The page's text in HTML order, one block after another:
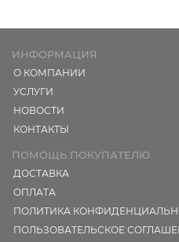
ИНФОРМАЦИЯ
О КОМПАНИИ
УСЛУГИ
НОВОСТИ
КОНТАКТЫ
ПОМОЩЬ ПОКУПАТЕЛЮ
ДОСТАВКА
ОПЛАТА
ПОЛИТИКА
ПОЛЬЗОВАТЕЛЬСКОЕ